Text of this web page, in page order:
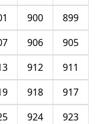
899
900
905
906
911
912
917
918
923
924